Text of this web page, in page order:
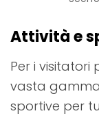
Attività e
Per i visitatori
vasta
sportive per